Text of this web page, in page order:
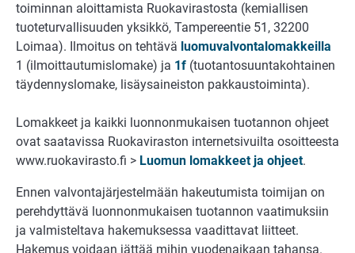
toiminnan aloittamista Ruokavirastosta (kemiallisen
tuoteturvallisuuden yksikkö, Tampereentie 51, 32200
Loimaa). Ilmoitus on tehtävä luomuvalvontalomakkeilla
1 (ilmoittautumislomake) ja 1f (tuotantosuuntakohtainen
täydennyslomake, lisäysaineiston pakkaustoiminta).
Lomakkeet ja kaikki luonnonmukaisen tuotannon ohjeet
ovat saatavissa Ruokaviraston internetsivuilta osoitteesta
www.ruokavirasto.fi > Luomun lomakkeet ja ohjeet.
Ennen valvontajärjestelmään hakeutumista toimijan on
perehdyttävä luonnonmukaisen tuotannon vaatimuksiin
ja valmisteltava hakemuksessa vaadittavat liitteet.
Hakemus voidaan jättää mihin vuodenaikaan tahansa.